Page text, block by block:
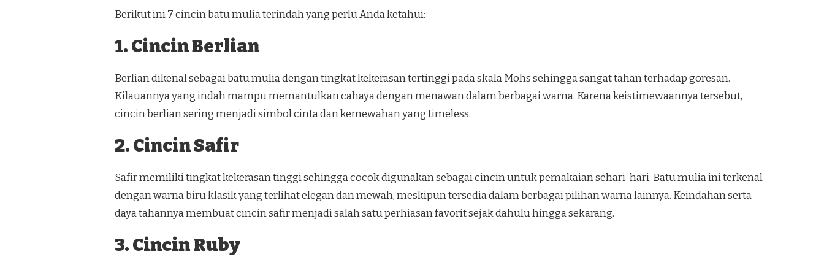
Berikut ini 7 cincin batu mulia terindah yang perlu Anda ketahui:
1. Cincin Berlian
Berlian dikenal sebagai batu mulia dengan tingkat kekerasan tertinggi pada skala Mohs sehingga sangat tahan terhadap goresan.
Kilauannya yang indah mampu memantulkan cahaya dengan menawan dalam berbagai warna. Karena keistimewaannya tersebut,
cincin berlian sering menjadi simbol cinta dan kemewahan yang timeless.
2. Cincin Safir
Safir memiliki tingkat kekerasan tinggi sehingga cocok digunakan sebagai cincin untuk pemakaian sehari-hari. Batu mulia ini terkenal
dengan warna biru klasik yang terlihat elegan dan mewah, meskipun tersedia dalam berbagai pilihan warna lainnya. Keindahan serta
daya tahannya membuat cincin safir menjadi salah satu perhiasan favorit sejak dahulu hingga sekarang.
3. Cincin Ruby